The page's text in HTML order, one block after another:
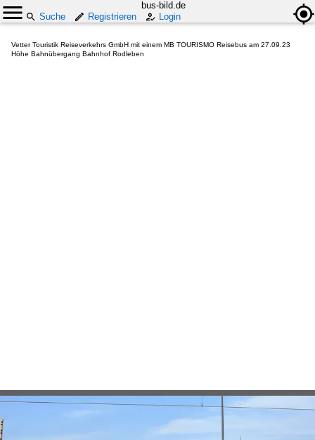
bus-bild.de
Suche
Registrieren Login
Vetter Touristik Reiseverkehrs GmbH mit einem MB TOURISMO Reisebus am 27.09.23
Höhe Bahnübergang Bahnhof Rodleben